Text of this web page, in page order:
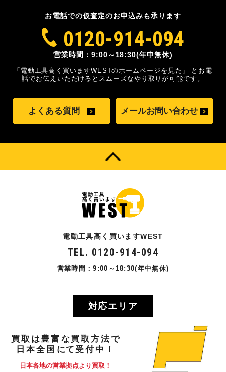
お電話での仮査定のお申込みも承ります
0120-914-094
営業時間：9:00～18:30(年中無休)
「電動工具高く買いますWESTのホームページを見た」
とお電
話でお伝えいただけるとスムーズなやり取りが可能です。
よくある質問 メールお問い合わせ
電動工具高く買いますWEST
TEL. 0120-914-094
営業時間：9:00～18:30(年中無休)
対応エリア
買取 は 豊富な買取方法で
日本全国 にて 受付中！
日本各地の営業拠点より買取！